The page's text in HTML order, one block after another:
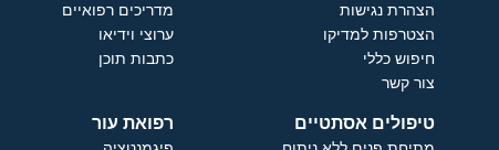
הצהרת נגישות
הצטרפות למדיקו
חיפוש כללי
צור קשר
מדריכים רפואיים
ערוצי וידיאו
כתבות תוכן
טיפולים אסתטיים רפואת עור